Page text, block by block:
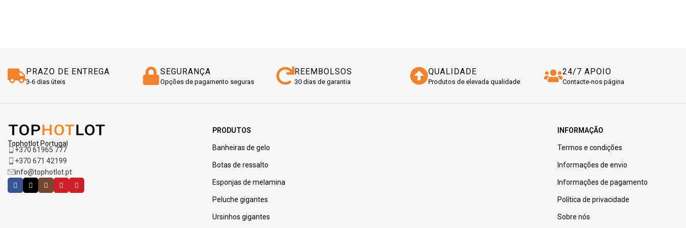
PRAZO DE ENTREGA
3-6 dias úteis
SEGURANÇA
Opções de pagamento seguras
REEMBOLSOS
30 dias de garantia
QUALIDADE
Produtos de elevada qualidade
24/7 APOIO
Contacte-nos página
Tophotlot Portugal
+370 61965 777
+370 671 42199
info@tophotlot.pt
PRODUTOS
Banheiras de gelo
Botas de ressalto
Esponjas de melamina
Peluche gigantes
Ursinhos gigantes
INFORMAÇÃO
Termos e condições
Informações de envio
Informações de pagamento
Política de privacidade
Sobre nós